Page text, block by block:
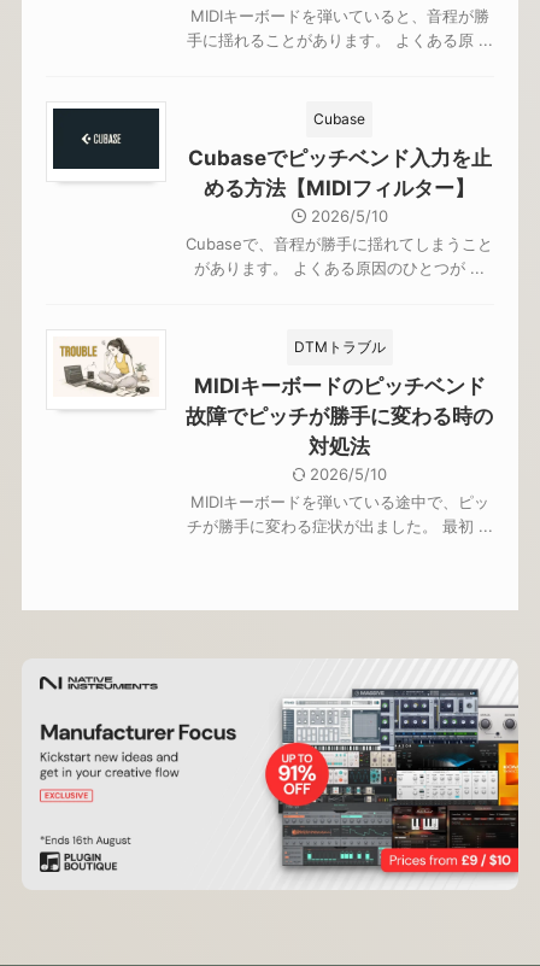
MIDIキーボードを弾いていると、音程が勝
手に揺れることがあります。 よくある原 ...
Cubase
Cubaseでピッチベンド入力を止
める方法【MIDIフィルター】
2026/5/10
Cubaseで、音程が勝手に揺れてしまうこと
があります。 よくある原因のひとつが ...
DTMトラブル
MIDIキーボードのピッチベンド
故障でピッチが勝手に変わる時の
対処法
2026/5/10
MIDIキーボードを弾いている途中で、ピッ
チが勝手に変わる症状が出ました。 最初 ...